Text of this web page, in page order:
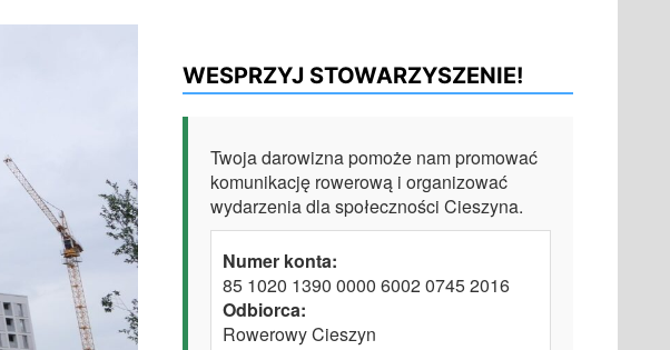
WESPRZYJ STOWARZYSZENIE!
Twoja darowizna pomoże nam promować
komunikację rowerową i organizować
wydarzenia dla społeczności Cieszyna.
Numer konta:
85 1020 1390 0000 6002 0745 2016
Odbiorca:
Rowerowy Cieszyn